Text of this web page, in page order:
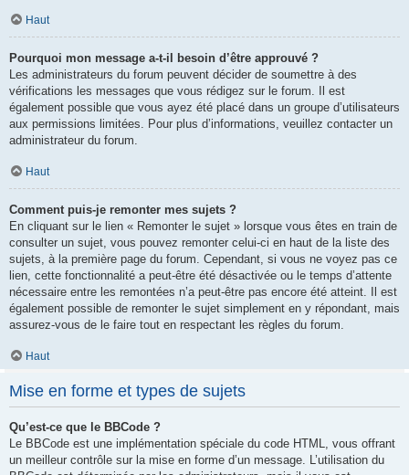
Haut
Pourquoi mon message a-t-il besoin d’être approuvé ?
Les administrateurs du forum peuvent décider de soumettre à des
vérifications les messages que vous rédigez sur le forum. Il est
également possible que vous ayez été placé dans un groupe d’utilisateurs
aux permissions limitées. Pour plus d’informations, veuillez contacter un
administrateur du forum.
Haut
Comment puis-je remonter mes sujets ?
En cliquant sur le lien « Remonter le sujet » lorsque vous êtes en train de
consulter un sujet, vous pouvez remonter celui-ci en haut de la liste des
sujets, à la première page du forum. Cependant, si vous ne voyez pas ce
lien, cette fonctionnalité a peut-être été désactivée ou le temps d’attente
nécessaire entre les remontées n’a peut-être pas encore été atteint. Il est
également possible de remonter le sujet simplement en y répondant, mais
assurez-vous de le faire tout en respectant les règles du forum.
Haut
Mise en forme et types de sujets
Qu’est-ce que le BBCode ?
Le BBCode est une implémentation spéciale du code HTML, vous offrant
un meilleur contrôle sur la mise en forme d’un message. L’utilisation du